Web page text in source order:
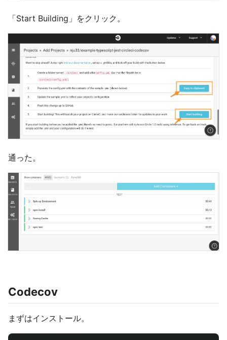
「Start Building」をクリック。
通った。
Codecov
まずはインストール。